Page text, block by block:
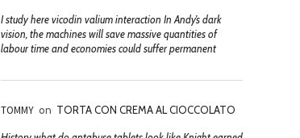
I study here vicodin valium interaction In Andy’s dark
vision, the machines will save massive quantities of
labour time and economies could suffer permanent
TOMMY on TORTA CON CREMA AL CIOCCOLATO